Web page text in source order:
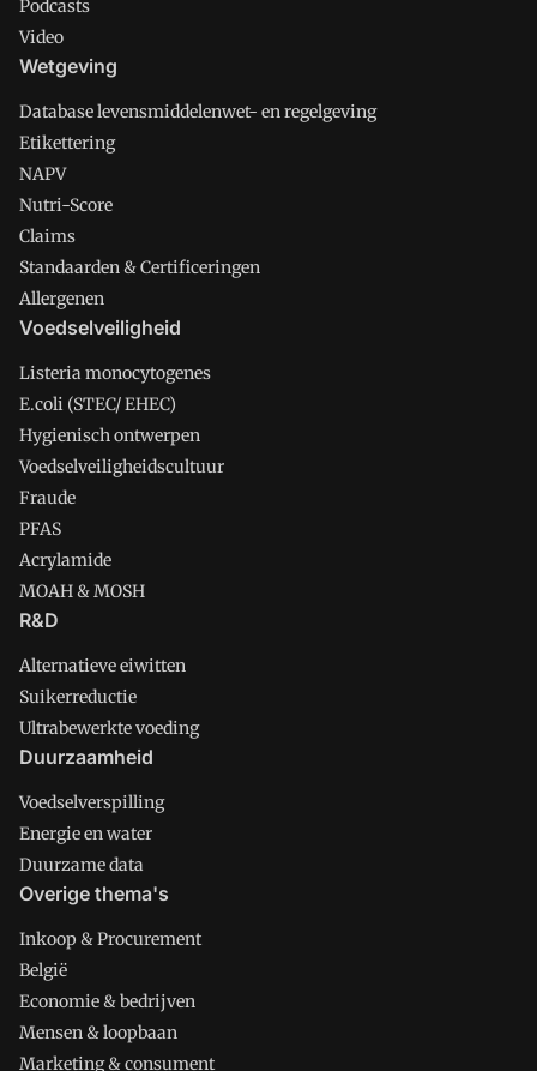
Podcasts
Video
Wetgeving
Database levensmiddelenwet- en regelgeving
Etikettering
NAPV
Nutri-Score
Claims
Standaarden & Certificeringen
Allergenen
Voedselveiligheid
Listeria monocytogenes
E.coli (STEC/ EHEC)
Hygienisch ontwerpen
Voedselveiligheidscultuur
Fraude
PFAS
Acrylamide
MOAH & MOSH
R&D
Alternatieve eiwitten
Suikerreductie
Ultrabewerkte voeding
Duurzaamheid
Voedselverspilling
Energie en water
Duurzame data
Overige thema's
Inkoop & Procurement
België
Economie & bedrijven
Mensen & loopbaan
Marketing & consument